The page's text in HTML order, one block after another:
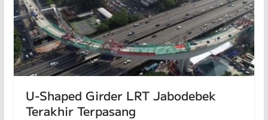
U-Shaped Girder LRT Jabodebek
Terakhir Terpasang